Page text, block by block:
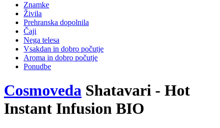
Znamke
Živila
Prehranska dopolnila
Čaji
Nega telesa
Vsakdan in dobro počutje
Aroma in dobro počutje
Ponudbe
Cosmoveda Shatavari - Hot
Instant Infusion BIO